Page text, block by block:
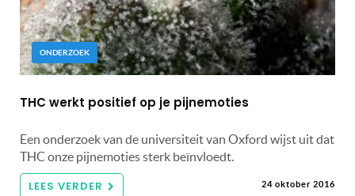
ONDERZOEK
THC werkt positief op je pijnemoties
Een onderzoek van de universiteit van Oxford wijst uit dat
THC onze pijnemoties sterk beïnvloedt.
LEES VERDER 24 oktober 2016